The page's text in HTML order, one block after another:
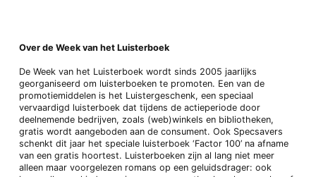
Over de Week van het Luisterboek
De Week van het Luisterboek wordt sinds 2005 jaarlijks
georganiseerd om luisterboeken te promoten. Een van de
promotiemiddelen is het Luistergeschenk, een speciaal
vervaardigd luisterboek dat tijdens de actieperiode door
deelnemende bedrijven, zoals (web)winkels en bibliotheken,
gratis wordt aangeboden aan de consument. Ook Specsavers
schenkt dit jaar het speciale luisterboek ‘Factor 100’ na afname
van een gratis hoortest. Luisterboeken zijn al lang niet meer
alleen maar voorgelezen romans op een geluidsdrager: ook